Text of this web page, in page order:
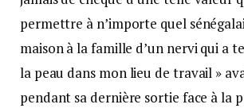
permettre à n’importe quel
maison à la famille d’un nervi qui a
la peau dans mon lieu de travail »
pendant sa dernière sortie face à la